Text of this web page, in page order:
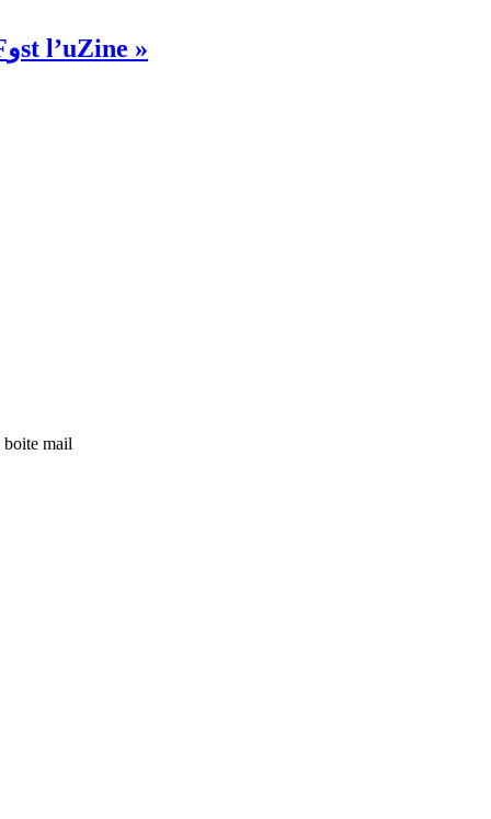
La Fondation Touria & Abdelaziz Tazi annonce le retour de son Festival annuel « Fوst l’uZine »
boite mail